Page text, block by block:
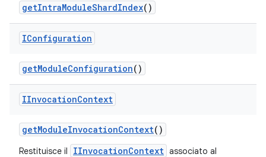
getIntraModuleShardIndex()
IConfiguration
getModuleConfiguration()
IInvocationContext
getModuleInvocationContext()
Restituisce il IInvocationContext associato al